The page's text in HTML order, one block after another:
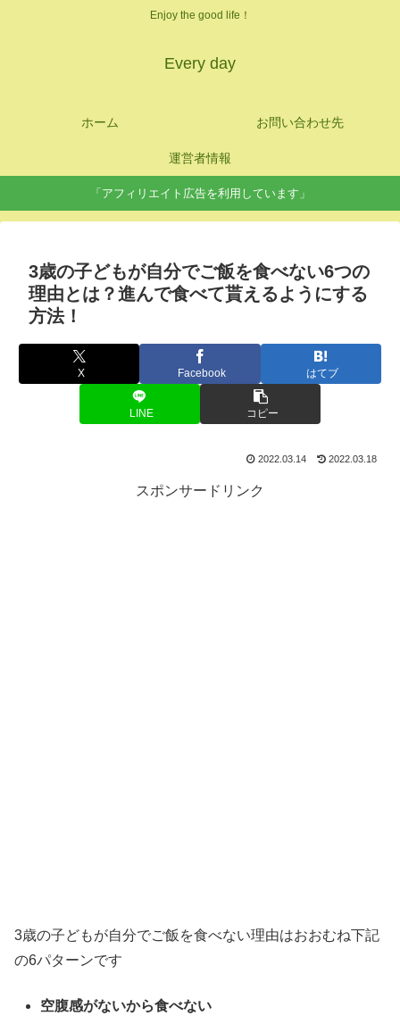
Enjoy the good life！
Every day
ホーム お問い合わせ先
運営者情報
「アフィリエイト広告を利用しています」
3歳の子どもが自分でご飯を食べない6つの
理由とは？進んで食べて貰えるようにする
方法！
X Facebook はてブ
LINE コピー
2022.03.14 2022.03.18
スポンサードリンク
3歳の子どもが自分でご飯を食べない理由はおおむね下記
の6パターンです
空腹感がないから食べない